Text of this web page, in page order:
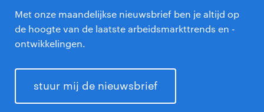
Met onze maandelijkse nieuwsbrief ben je altijd op
de hoogte van de laatste arbeidsmarkttrends en -
ontwikkelingen.
stuur mij de nieuwsbrief